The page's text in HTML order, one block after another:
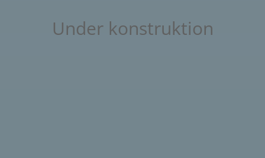
Under konstruktion